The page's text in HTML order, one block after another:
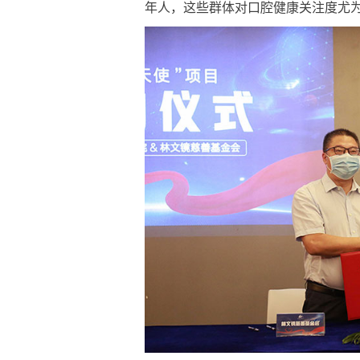
年人，这些群体对口腔健康关注度尤